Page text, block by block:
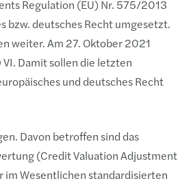
Regulation (EU) Nr. 575/2013
bzw. deutsches Recht umgesetzt.
weiter. Am 27. Oktober 2021
Damit sollen die letzten
und deutsches Recht
Davon betroffen sind das
(Credit Valuation Adjustment
im Wesentlichen standardisierten